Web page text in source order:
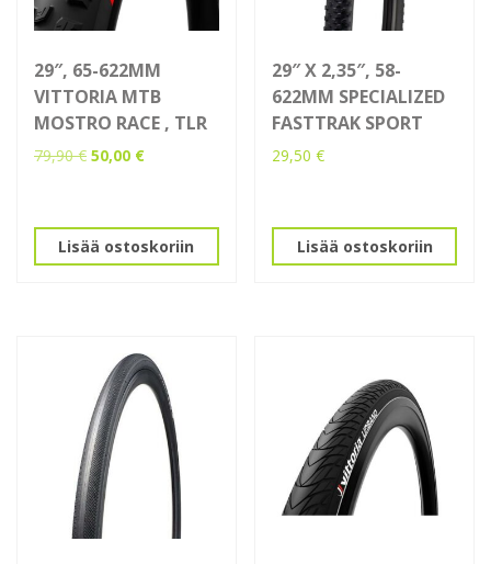
29″, 65-622MM
VITTORIA MTB
MOSTRO RACE , TLR
79,90€ Alkuperäinen
50,00 €Nykyinen
Lisää ostoskoriin
29″ X 2,35″, 58-
622MM SPECIALIZED
FASTTRAK SPORT
29,50€
Lisää ostoskoriin